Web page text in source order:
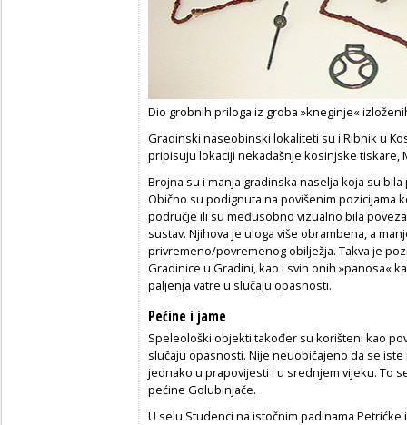
Dio grobnih priloga iz groba »kneginje«
Gradinski naseobinski lokaliteti su i Ribnik u
pripisuju lokaciji nekadašnje kosinjske tiskare,
Brojna su i manja gradinska naselja koja su
Obično su podignuta na povišenim pozicijama
područje ili su međusobno vizualno bila
sustav. Njihova je uloga više obrambena, a
privremeno/povremenog obilježja. Takva je
Gradinice u Gradini, kao i svih onih »panosa«
paljenja vatre u slučaju opasnosti.
Pećine i jame
Speleološki objekti također su korišteni kao
slučaju opasnosti. Nije neuobičajeno da se
jednako u prapovijesti i u srednjem vijeku. To
pećine Golubinjače.
U selu Studenci na istočnim padinama